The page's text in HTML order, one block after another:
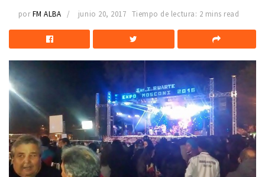
por FM ALBA junio 20, 2017 Tiempo de lectura: 2 mins read